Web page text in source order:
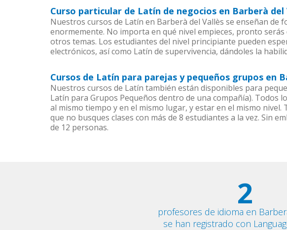
Curso particular de Latín de negocios en Barberà del
Nuestros cursos de Latín en Barberà del Vallès se enseñan
enormemente. No importa en qué nivel empieces, pronto
otros temas. Los estudiantes del nivel principiante pueden
electrónicos, así como Latín de supervivencia, dándoles la
Cursos de Latín para parejas y pequeños grupos en
Nuestros cursos de Latín también están disponibles para
Latín para Grupos Pequeños dentro de una compañía). Todos
al mismo tiempo y en el mismo lugar, y estar en el mismo
que no busques clases con más de 8 estudiantes a la vez. Sin
de 12 personas.
2
profesores de idioma en
se han registrado con